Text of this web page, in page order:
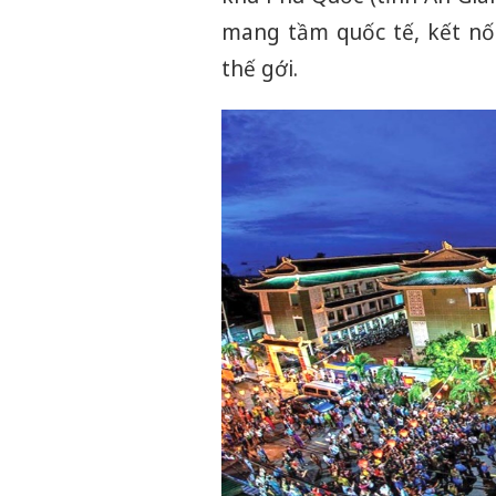
mang tầm quốc tế, kết
thế gới.